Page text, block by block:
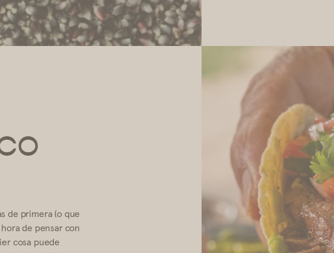
de primera (o que
de pensar con
cosa puede